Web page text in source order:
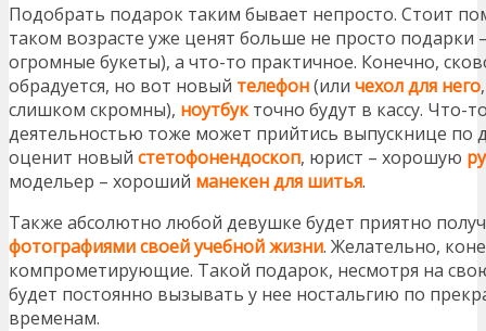
Подобрать подарок таким бывает непросто. Стоит
таком возрасте уже ценят больше не просто
огромные букеты), а что-то практичное. Конечно,
обрадуется, но вот новый телефон(или чехол для него
слишком скромны), ноутбукточно будут в кассу. Что-
деятельностью тоже может прийтись выпускнице по
оценит новый стетофонендоскоп, юрист – хорошую
модельер – хороший манекен для шитья.
Также абсолютно любой девушке будет приятно
фотографиями своей учебной жизни. Желательно,
компрометирующие. Такой подарок, несмотря на
будет постоянно вызывать у нее ностальгию по
временам.